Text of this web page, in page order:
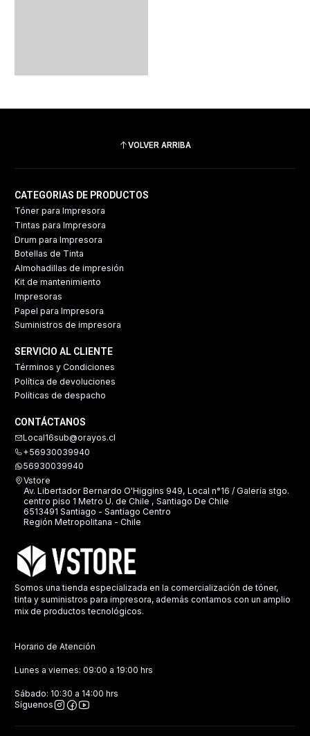
VOLVER ARRIBA
CATEGORIAS DE PRODUCTOS
Tóner para Impresora
Tintas para Impresora
Drum para Impresora
Botellas de Tinta
Almohadillas de impresión
Kit de mantenimiento
Impresoras
Papel para Impresora
Suministros de impresora
SERVICIO AL CLIENTE
Términos y Condiciones
Política de devoluciones
Políticas de despacho
CONTÁCTANOS
Local16sub@orayos.cl
+56930039940
56930039940
Vstore
Av. Libertador Bernardo O'Higgins 949, Local n°16 / Galería stgo.
centro piso 1 Metro U. de Chile , Santiago De Chile
6513491 Santiago - Santiago Centro
Región Metropolitana - Chile
Somos una tienda especializada en la comercialización de tóner,
tinta y suministros para impresora, además contamos con un amplio
mix de productos tecnológicos.
Horario de Atención
Lunes a viernes: 09:00 a 19:00 hrs
Sábado: 10:30 a 14:00 hrs
Síguenos